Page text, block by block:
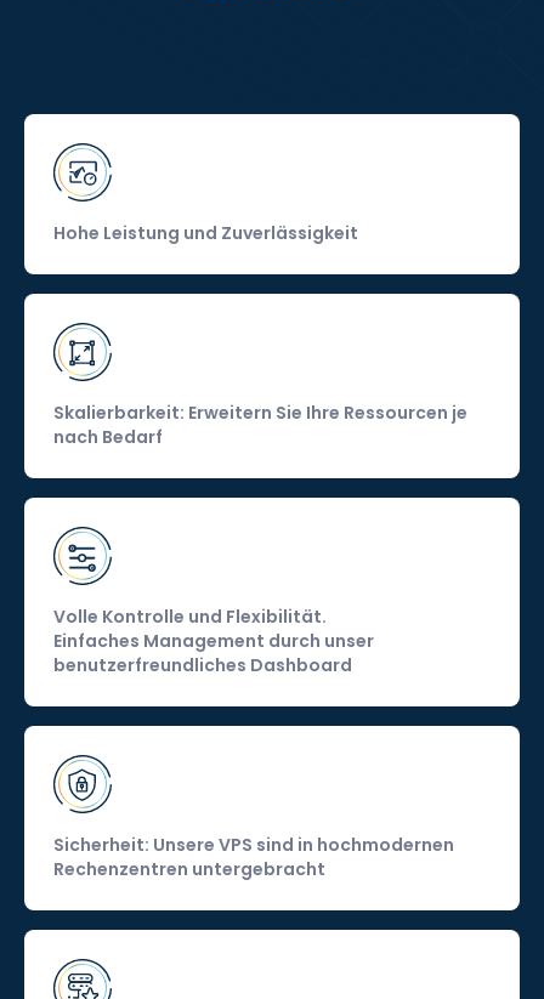
Hohe Leistung und Zuverlässigkeit
Skalierbarkeit: Erweitern Sie Ihre Ressourcen je
nach Bedarf
Volle Kontrolle und Flexibilität.
Einfaches Management durch unser
benutzerfreundliches Dashboard
Sicherheit: Unsere VPS sind in hochmodernen
Rechenzentren untergebracht